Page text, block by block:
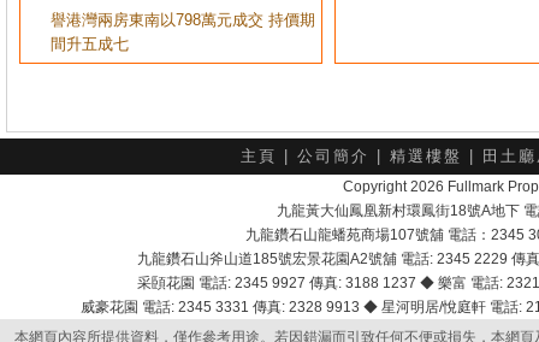
譽港灣兩房東南以798萬元成交 持價期
間升五成七
主頁 公司簡介 精選樓盤 田土
Copyright 2026 Fullmark
九龍黃大仙鳳凰新村環鳳街18號A地下
九龍鑽石山龍蟠苑商場107號舖 電話：2345
九龍鑽石山斧山道185號宏景花園A2號舖 電話: 2345 2229
采頣花園 電話: 2345 9927 傳真: 3188 1237 ◆ 樂富 電話:
威豪花園 電話: 2345 3331 傳真: 2328 9913 ◆ 星河明居/悅庭軒 電話
本網頁內容所提供資料，僅作參考用途。若因錯漏而引致任何不便或損失，本網